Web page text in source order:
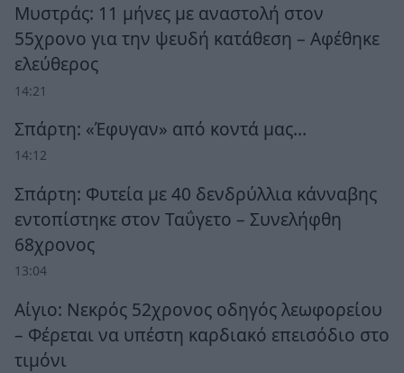
Μυστράς: 11 μήνες με αναστολή στον
55χρονο για την ψευδή κατάθεση – Αφέθηκε
ελεύθερος
14:21
Σπάρτη: «Έφυγαν» από κοντά μας…
14:12
Σπάρτη: Φυτεία με 40 δενδρύλλια κάνναβης
εντοπίστηκε στον Ταΰγετο – Συνελήφθη
68χρονος
13:04
Αίγιο: Νεκρός 52χρονος οδηγός λεωφορείου
– Φέρεται να υπέστη καρδιακό επεισόδιο στο
τιμόνι